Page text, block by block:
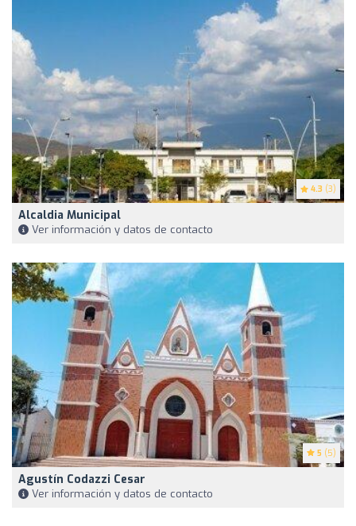
4.3 (3)
Alcaldia Municipal
Ver información y datos de contacto
5 (5)
Agustín Codazzi Cesar
Ver información y datos de contacto